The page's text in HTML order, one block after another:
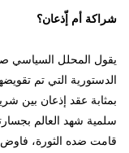
شراكة أم إّذعان؟
يقول المحلل السياسي
الدستورية التي تم
بمثابة عقد إذعان بين
سلمية شهد العالم
قامت ضده الثورة، فاوض